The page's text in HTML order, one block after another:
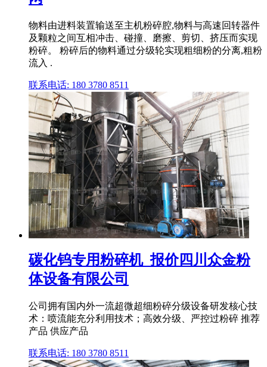
物料由进料装置输送至主机粉碎腔,物料与高速回转器件
及颗粒之间互相冲击、碰撞、磨擦、剪切、挤压而实现
粉碎。 粉碎后的物料通过分级轮实现粗细粉的分离,粗粉
流入 .
联系电话: 180 3780 8511
碳化钨专用粉碎机_报价四川众金粉
体设备有限公司
公司拥有国内外一流超微超细粉碎分级设备研发核心技
术：喷流能充分利用技术；高效分级、严控过粉碎 推荐
产品 供应产品
联系电话: 180 3780 8511